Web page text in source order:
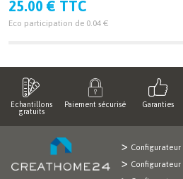
25.00 € TTC
Eco participation de 0.04 €
Echantillons
gratuits
Paiement sécurisé Garanties